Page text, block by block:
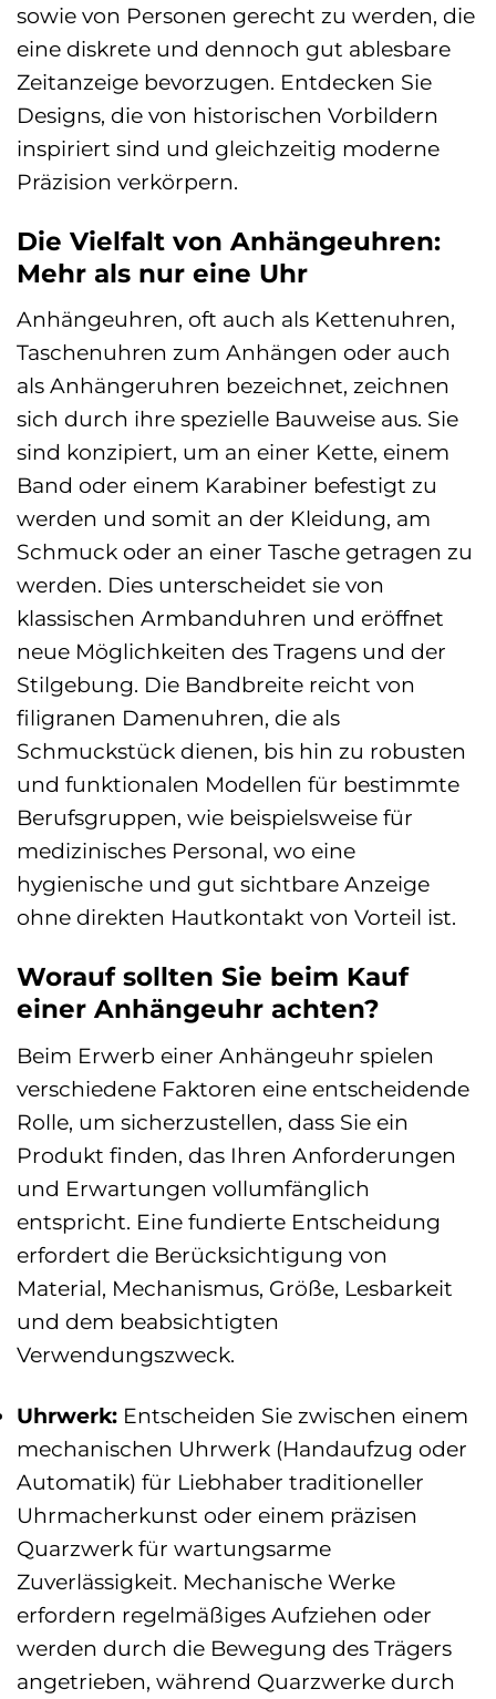
sowie von Personen gerecht zu werden, die
eine diskrete und dennoch gut ablesbare
Zeitanzeige bevorzugen. Entdecken Sie
Designs, die von historischen Vorbildern
inspiriert sind und gleichzeitig moderne
Präzision verkörpern.
Die Vielfalt von Anhängeuhren:
Mehr als nur eine Uhr
Anhängeuhren, oft auch als Kettenuhren,
Taschenuhren zum Anhängen oder auch
als Anhängeruhren bezeichnet, zeichnen
sich durch ihre spezielle Bauweise aus. Sie
sind konzipiert, um an einer Kette, einem
Band oder einem Karabiner befestigt zu
werden und somit an der Kleidung, am
Schmuck oder an einer Tasche getragen zu
werden. Dies unterscheidet sie von
klassischen Armbanduhren und eröffnet
neue Möglichkeiten des Tragens und der
Stilgebung. Die Bandbreite reicht von
filigranen Damenuhren, die als
Schmuckstück dienen, bis hin zu robusten
und funktionalen Modellen für bestimmte
Berufsgruppen, wie beispielsweise für
medizinisches Personal, wo eine
hygienische und gut sichtbare Anzeige
ohne direkten Hautkontakt von Vorteil ist.
Worauf sollten Sie beim Kauf
einer Anhängeuhr achten?
Beim Erwerb einer Anhängeuhr spielen
verschiedene Faktoren eine entscheidende
Rolle, um sicherzustellen, dass Sie ein
Produkt finden, das Ihren Anforderungen
und Erwartungen vollumfänglich
entspricht. Eine fundierte Entscheidung
erfordert die Berücksichtigung von
Material, Mechanismus, Größe, Lesbarkeit
und dem beabsichtigten
Verwendungszweck.
Uhrwerk: Entscheiden Sie zwischen einem
mechanischen Uhrwerk (Handaufzug oder
Automatik) für Liebhaber traditioneller
Uhrmacherkunst oder einem präzisen
Quarzwerk für wartungsarme
Zuverlässigkeit. Mechanische Werke
erfordern regelmäßiges Aufziehen oder
werden durch die Bewegung des Trägers
angetrieben, während Quarzwerke durch